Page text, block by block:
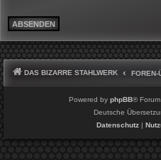
DAS BIZARRE STAHLWERK FOREN-
Powered by phpBB®
Deutsche
Datenschutz|